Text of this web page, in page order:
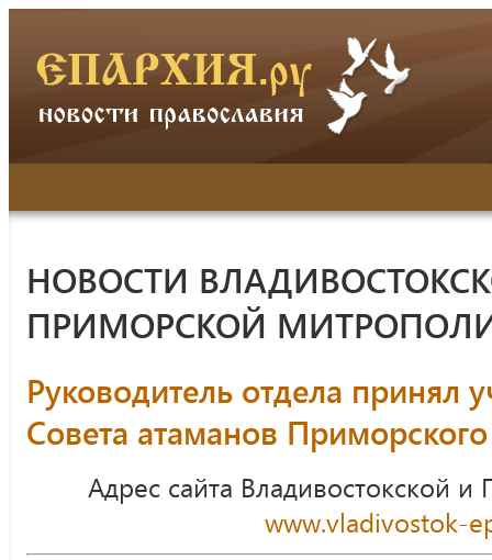
НОВОСТИ
ПРИМОРСКОЙ
Руководитель отдела принял
Совета атаманов
Адрес сайта Владивостокской
www.vladivostok-